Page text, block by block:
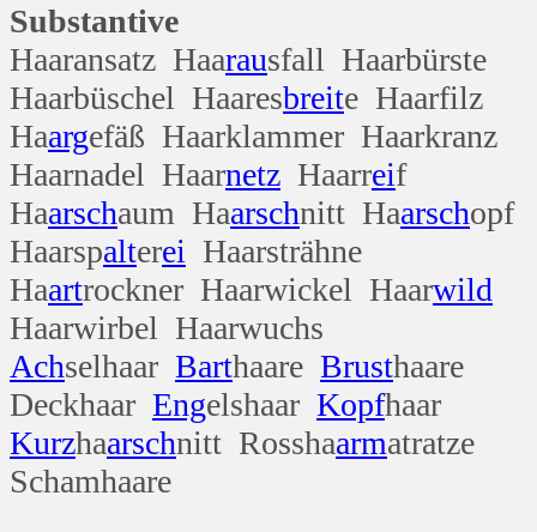
Substantive
Haaransatz Haarausfall Haarbürste
Haarbüschel Haaresbreite Haarfilz
Haargefäß Haarklammer Haarkranz
Haarnadel Haarnetz Haarreif
Haarschaum Haarschnitt Haarschopf
Haarspalterei Haarsträhne
Haartrockner Haarwickel Haarwild
Haarwirbel Haarwuchs
Achselhaar Barthaare Brusthaare
Deckhaar Engelshaar Kopfhaar
Kurzhaarschnitt Rosshaarmatratze
Schamhaare